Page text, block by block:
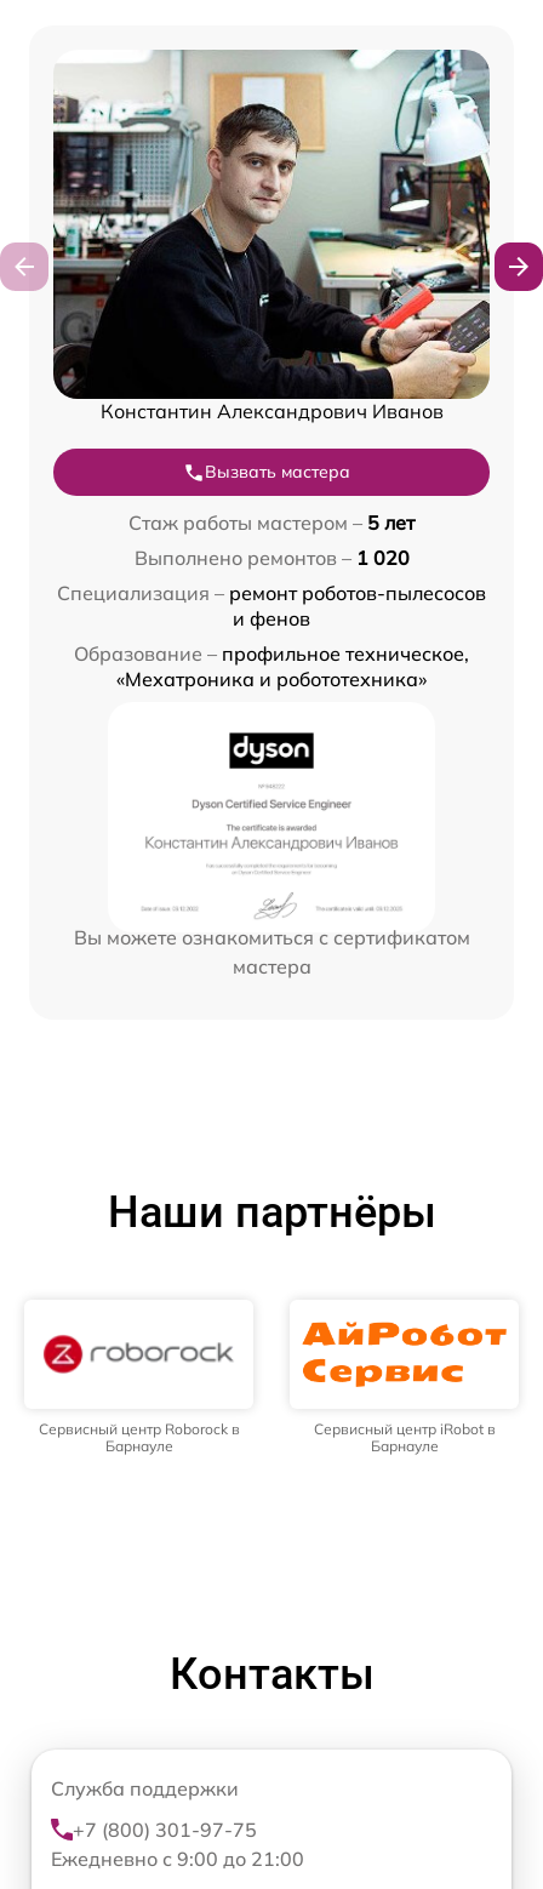
Константин Александрович Иванов
Вызвать мастера
Стаж работы мастером – 5 лет
Выполнено ремонтов – 1 020
Специализация – ремонт роботов-пылесосов
и фенов
Образование – профильное техническое,
«Мехатроника и робототехника»
Вы можете ознакомиться с сертификатом
мастера
Наши партнёры
Сервисный центр Roborock в
Барнауле
Сервисный центр iRobot в
Барнауле
Контакты
Служба поддержки
+7 (800) 301-97-75
Ежедневно с 9:00 до 21:00